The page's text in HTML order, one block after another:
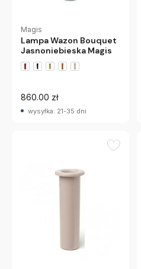
Magis
Lampa Wazon Bouquet
Jasnoniebieska Magis
860.00 zł
wysyłka: 21-35 dni